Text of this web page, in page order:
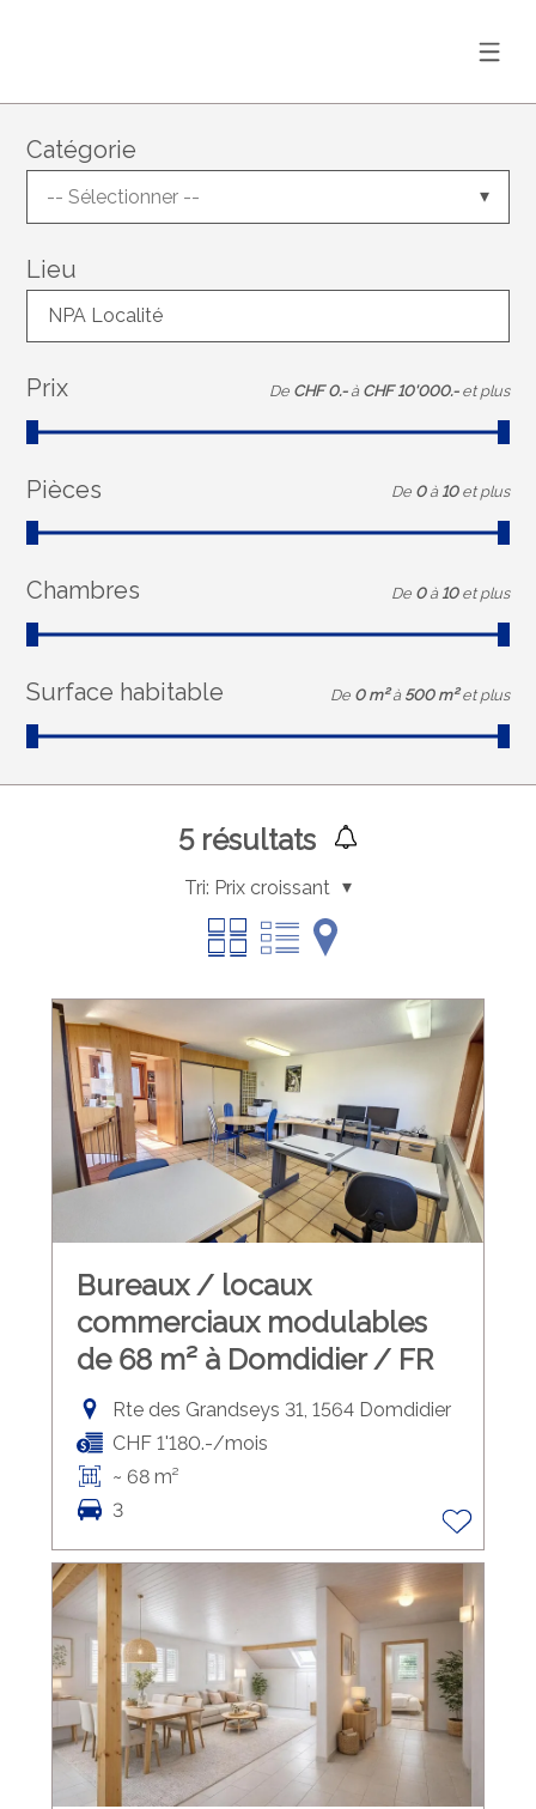
Catégorie
-- Sélectionner --
Lieu
NPA Localité
Prix De CHF 0.- à CHF 10'000.- et plus
Pièces De 0 à 10 et plus
Chambres De 0 à 10 et plus
Surface habitable De 0 m² à 500 m² et plus
5résultats
Tri: Prix croissant
Bureaux / locaux
commerciaux modulables
de 68 m² à Domdidier / FR
Rte des Grandseys 31, 1564 Domdidier
CHF 1'180.-/mois
~ 68 m²
3